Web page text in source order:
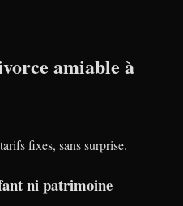
amiable à
fixes, sans surprise.
ni patrimoine